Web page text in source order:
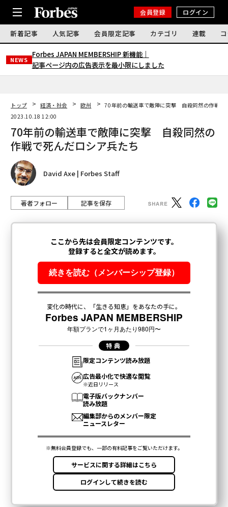
会員登録 ログイン
新着記事 人気記事 会員限定記事 カテゴリ 連載
NEWS
Forbes JAPAN MEMBERSHIP 新機能｜
記事ページ内の広告表示を最小限にしました
トップ 経済・社会 欧州
70年前の輸送車で敵陣に突撃 自殺同然の作戦で
2023.10.18 12:00
70年前の輸送車で敵陣に突撃 自殺同然の
作戦で死んだロシア兵たち
David Axe | Forbes Staff
著者フォロー 記事を保存